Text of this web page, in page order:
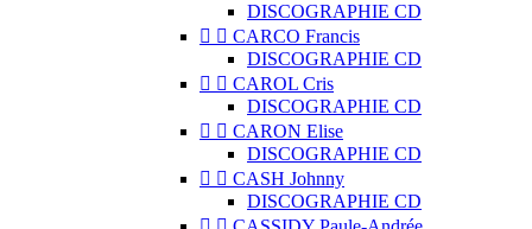
DISCOGRAPHIE CD
  CARCO Francis
DISCOGRAPHIE CD
  CAROL Cris
DISCOGRAPHIE CD
  CARON Elise
DISCOGRAPHIE CD
  CASH Johnny
DISCOGRAPHIE CD